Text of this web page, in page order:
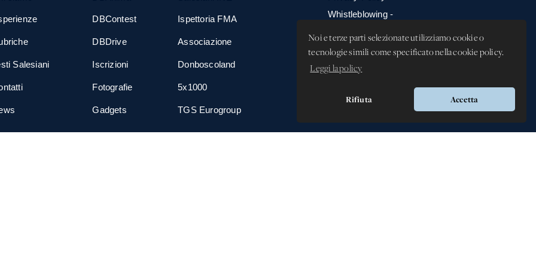
Noi e terze parti selezionate utilizziamo cookie o
tecnologie simili come specificato nella cookie policy.
Leggi la policy
Rifiuta Accetta
Salesiani
DBContest
DBDrive
Iscrizioni
Fotografie
Gadgets
Ispettoria FMA
Associazione
Donboscoland
5x1000
TGS Eurogroup
Whistleblowing -